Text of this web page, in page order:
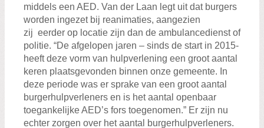
middels een AED. Van der Laan legt uit dat burgers
worden ingezet bij reanimaties, aangezien
zij eerder op locatie zijn dan de ambulancedienst of
politie. “De afgelopen jaren – sinds de start in 2015-
heeft deze vorm van hulpverlening een groot aantal
keren plaatsgevonden binnen onze gemeente. In
deze periode was er sprake van een groot aantal
burgerhulpverleners en is het aantal openbaar
toegankelijke AED’s fors toegenomen.” Er zijn nu
echter zorgen over het aantal burgerhulpverleners.